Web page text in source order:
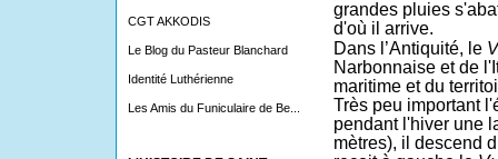
CGT AKKODIS
Le Blog du Pasteur Blanchard
Identité Luthérienne
Les Amis du Funiculaire de Be...
grandes pluies
d'où il arrive.
Dans l’Antiquité, le
Narbonnaise et de
maritime et du
Très peu important
pendant l'hiver une
mètres), il descend